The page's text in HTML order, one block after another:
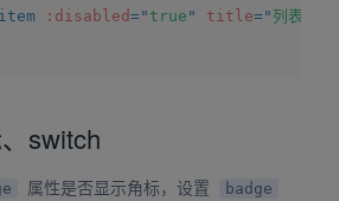
:disabled=" true " title=" 列表禁用
switch
属性是否显示角标，设置 badge